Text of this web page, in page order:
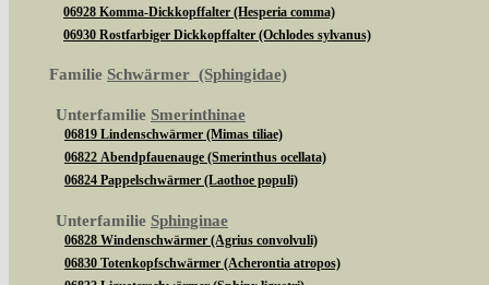
06928 Komma-Dickkopffalter (Hesperia comma)
06930 Rostfarbiger Dickkopffalter (Ochlodes sylvanus)
Familie Schwärmer (Sphingidae)
Unterfamilie Smerinthinae
06819 Lindenschwärmer (Mimas tiliae)
06822 Abendpfauenauge (Smerinthus ocellata)
06824 Pappelschwärmer (Laothoe populi)
Unterfamilie Sphinginae
06828 Windenschwärmer (Agrius convolvuli)
06830 Totenkopfschwärmer (Acherontia atropos)